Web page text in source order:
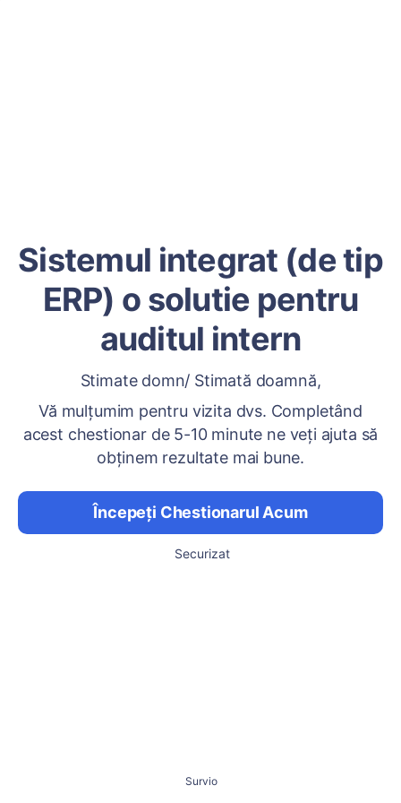
Sistemul integrat (de tip
ERP) o solutie pentru
auditul intern
Stimate domn/ Stimată doamnă,
Vă mulțumim pentru vizita dvs. Completând
acest chestionar de 5-10 minute ne veți ajuta să
obținem rezultate mai bune.
Începeți Chestionarul Acum
Securizat
Survio